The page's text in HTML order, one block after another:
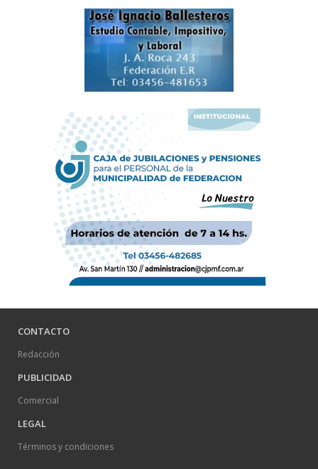
CONTACTO
Redacción
PUBLICIDAD
Comercial
LEGAL
Términos y condiciones